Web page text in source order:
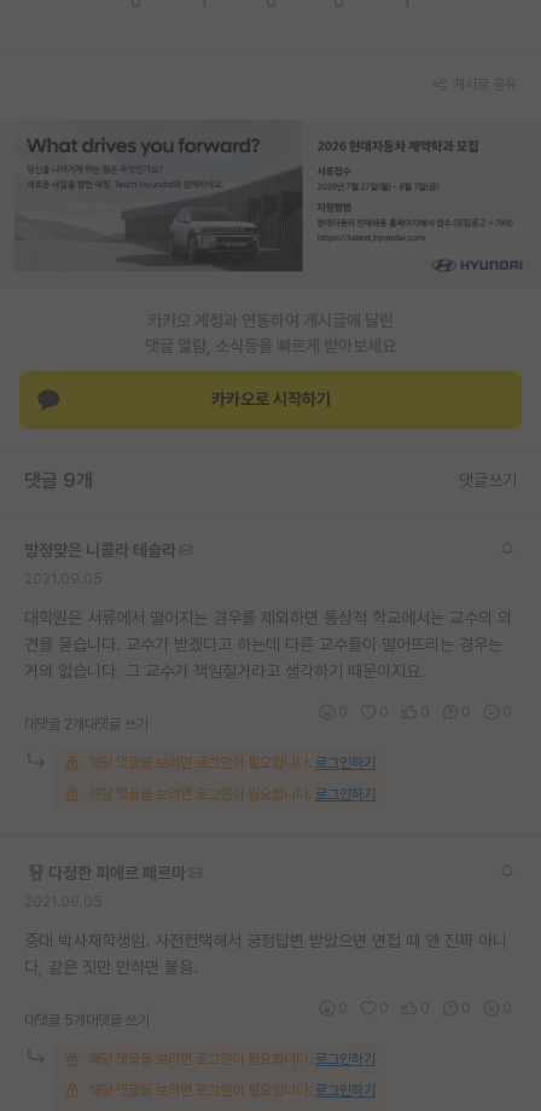
PI 전용 게시판
인문사회 계열 게시판
특수/전문대학원 게시판
반도체/AI 게시판
장학금/장학생 게시판
유학교육
이벤트
반도체 아카데미
카카오 계정과 연동하여 게시글에 달린
댓글 알람, 소식등을 빠르게 받아보세요
카카오로 시작하기
댓글 9개 댓글쓰기
방정맞은 니콜라 테슬라
대학원은 서류에서 떨어지는 경우를 제외하면 통상적 학교에서는 교수의 의
견을 묻습니다. 교수가 받겠다고 하는데 다른 교수들이 떨어뜨리는 경우는
거의 없습니다. 그 교수가 책임질거라고 생각하기 때문이지요.
대댓글 2개 대댓글 쓰기
해당 댓글을 보려면 로그인이 필요합니다. 로그인하기
해당 댓글을 보려면 로그인이 필요합니다. 로그인하기
다정한 피에르 페르마
중대 박사재학생임. 사전컨택해서 긍정답변 받았으면 면접 때 얜 진짜 아니
다, 같은 짓만 안하면 붙음.
대댓글 5개 대댓글 쓰기
해당 댓글을 보려면 로그인이 필요합니다. 로그인하기
해당 댓글을 보려면 로그인이 필요합니다. 로그인하기